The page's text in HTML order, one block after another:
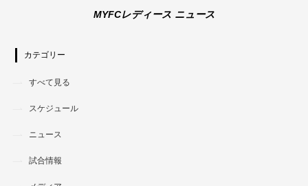
MYFCレディース ニュース
カテゴリー
すべて見る
スケジュール
ニュース
試合情報